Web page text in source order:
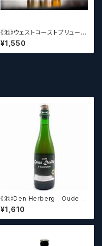
《池》ウェストコーストブリューイ
ング / West Coast ( WCB )
MONONOKE DANCE【クラフ
トビール】
¥1,550
《池》Den Herberg Oude G
euze Deville a L'acienne
デンヘルベルグ
¥1,610